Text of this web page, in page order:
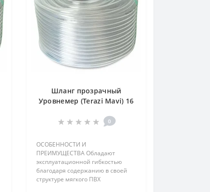
Шланг прозрачный
Уровнемер (Terazi Mavi) 16
0
ОСОБЕННОСТИ И
ПРЕИМУЩЕСТВА Обладают
эксплуатационной гибкостью
благодаря содержанию в своей
структуре мягкого ПВХ